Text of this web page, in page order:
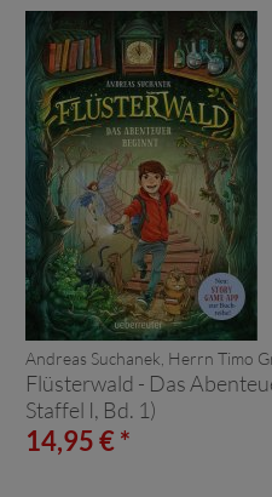
Andreas Suchanek, Herrn Timo
Flüsterwald - Das
Staffel I, Bd. 1)
14,95 € *